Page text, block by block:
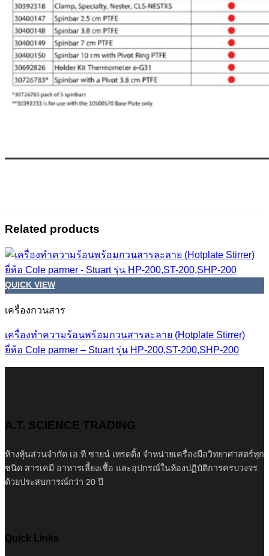
Related products
QUICK VIEW
เครื่องกวนสาร
เครื่องทำความร้อนพร้อมกวนสารละลาย (Hotplate Stirrer)
ยี่ห้อ Cole parmer – Stuart รุ่น HP-200,ST-200,SHP-200
A.T. SCIENCE TRADING
ห้างหุ้นส่วนจำกัด เอ.ที.ซายน์ เทรดดิ้ง จำหน่ายเครื่องมือวิทยาศาสตร์ทุก
ชนิด สารเคมี อาหารเลี้ยงเชื้อ และอุปกรณ์ในห้องปฏิบัติการครบวงจร
ด้วยประสบการณ์กว่า 20 ปี
Quick Links